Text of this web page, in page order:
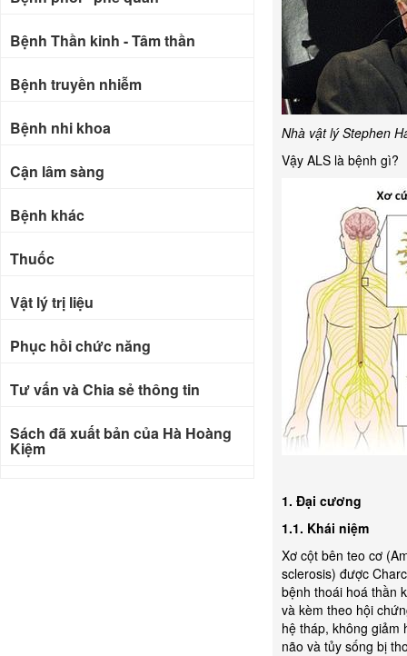
Nhà vật lý Stephen
Vậy ALS là bệnh gì?
1. Đại cương
1.1. Khái niệm
Xơ cột bên teo cơ
sclerosis) được
bệnh thoái hoá thần
và kèm theo hội
hệ tháp, không giảm
não và tủy sống bị
Bệnh Thần kinh - Tâm thần
Bệnh truyền nhiễm
Bệnh nhi khoa
Cận lâm sàng
Bệnh khác
Thuốc
Vật lý trị liệu
Phục hồi chức năng
Tư vấn và Chia sẻ thông tin
Sách đã xuất bản của Hà Hoàng
Kiệm